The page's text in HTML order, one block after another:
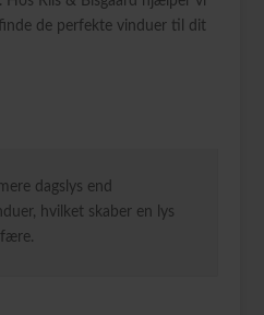
de perfekte vinduer til dit
dagslys end
hvilket skaber en lys